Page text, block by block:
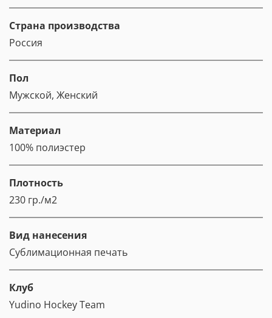
Страна производства
Россия
Пол
Мужской, Женский
Материал
100% полиэстер
Плотность
230 гр./м2
Вид нанесения
Сублимационная печать
Клуб
Yudino Hockey Team